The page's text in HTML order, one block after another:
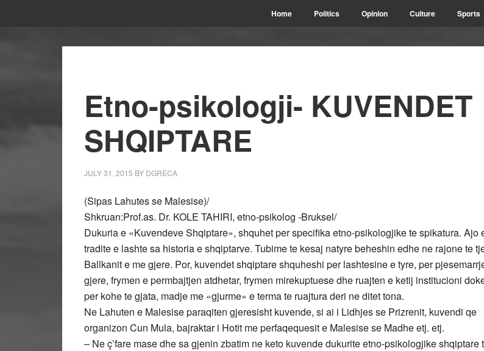
Home Politics Opinion Culture Sports
Etno-psikologji- KUVENDET
SHQIPTARE
JULY 31, 2015 BY DGRECA
(Sipas Lahutes se Malesise)/
Shkruan:Prof.as. Dr. KOLE TAHIRI, etno-psikolog -Bruksel/
Dukuria e «Kuvendeve Shqiptare», shquhet per specifika etno-psikologjike te spikatura. Ajo
tradite e lashte sa historia e shqiptarve. Tubime te kesaj natyre beheshin edhe ne rajone te
Ballkanit e me gjere. Por, kuvendet shqiptare shquheshi per lashtesine e tyre, per
gjere, frymen e permbajtjen atdhetar, frymen mirekuptuese dhe ruajten e ketij institucioni
per kohe te gjata, madje me «gjurme» e terma te ruajtura deri ne ditet tona.
Ne Lahuten e Malesise paraqiten gjeresisht kuvende, si ai i Lidhjes se Prizrenit, kuvendi qe
organizon Cun Mula, bajraktar i Hotit me perfaqequesit e Malesise se Madhe etj. etj.
– Ne ç’fare mase dhe sa gjenin zbatim ne keto kuvende dukurite etno-psikologjike shqiptare